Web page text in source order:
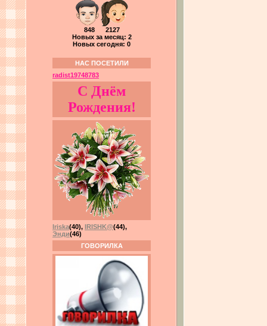
848 2127
Новых за месяц: 2
Новых сегодня: 0
НАС ПОСЕТИЛИ
radist19748783
С Днём
Рождения!
Iriska(40), IRISHK@(44),
Энди(46)
ГОВОРИЛКА